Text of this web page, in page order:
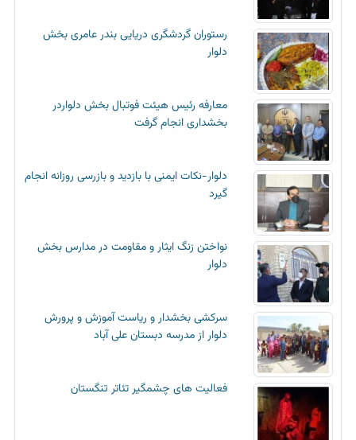
رستوران گردشگری دریایی بندر عامری بخش
دلوار
معارفه رئیس هیئت فوتبال بخش دلواردر
بخشداری انجام گرفت
دلوار-نکات ایمنی با بازدید و بازرسی روزانه انجام
گیرد
نواختن زنگ ایثار و مقاومت در مدارس بخش
دلوار
سرکشی بخشدار و ریاست آموزش و پرورش
دلوار از مدرسه دبستان علی آباد
فعالیت های چشمگیر تئاتر تنگستان